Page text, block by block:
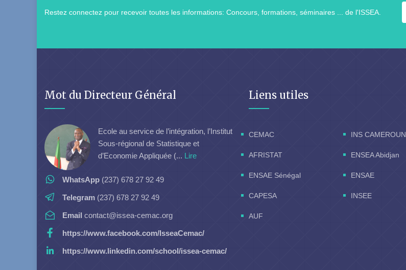
Restez connectez pour recevoir toutes les informations: Concours, formations, séminaires ... de l'ISSEA.
Mot du Directeur Général
Ecole au service de l’intégration, l’Institut
Sous-régional de Statistique et
d’Economie Appliquée (... Lire
WhatsApp (237) 678 27 92 49
Telegram (237) 678 27 92 49
Email contact@issea-cemac.org
https://www.facebook.com/IsseaCemac/
https://www.linkedin.com/school/issea-cemac/
Liens utiles
CEMAC INS CAMEROUN
AFRISTAT ENSEA Abidjan
ENSAE Sénégal ENSAE
CAPESA INSEE
AUF